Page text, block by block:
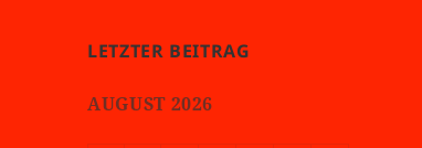
LETZTER BEITRAG
AUGUST 2026